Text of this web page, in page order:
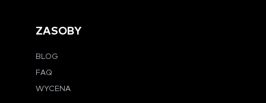
ZASOBY
BLOG
FAQ
WYCENA